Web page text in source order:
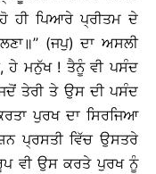
ਹੀ ਪਿਆਰੇ ਪ੍ਰੀਤਮ ਦੇ
(ਜਪੁ) ਦਾ ਅਸਲੀ
ਹੇ ਮਨੁੱਖ ! ਤੈਨੂੰ ਵੀ ਪਸੰਦ
ਤੇਰੀ ਤੇ ਉਸ ਦੀ ਪਸੰਦ
ਪੁਰਖ ਦਾ ਸਿਰਜਿਆ
ਪ੍ਰਸਤੀ ਵਿੱਚ ਉਸਤਰੇ
ਵੀ ਉਸ ਕਰਤੇ ਪੁਰਖ ਨੂੰ